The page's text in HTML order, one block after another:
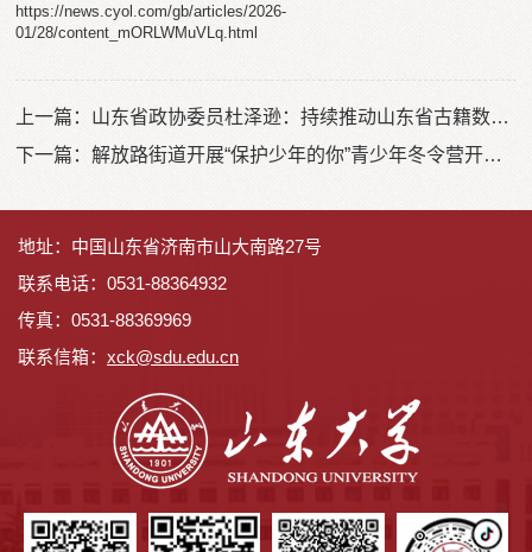
https://news.cyol.com/gb/articles/2026-
01/28/content_mORLWMuVLq.html
上一篇：
山东省政协委员杜泽逊：持续推动山东省古籍数字化公开化
下一篇：
解放路街道开展“保护少年的你”青少年冬令营开营仪式
地址：中国山东省济南市山大南路27号
联系电话：0531-88364932
传真：0531-88369969
联系信箱： xck@sdu.edu.cn